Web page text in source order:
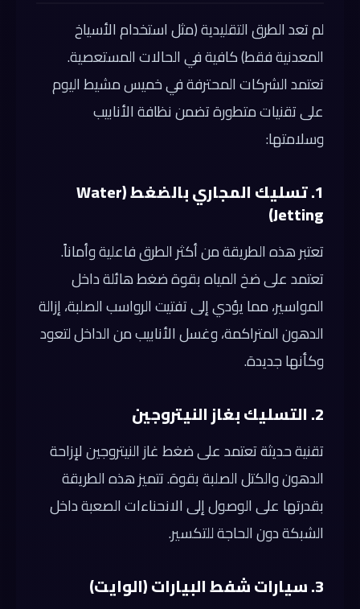
لم تعد الطرق التقليدية (مثل استخدام الأسياخ
المعدنية فقط) كافية في الحالات المستعصية.
تعتمد الشركات المحترفة في خميس مشيط اليوم
على تقنيات متطورة تضمن نظافة الأنابيب
وسلامتها:
1. تسليك المجاري بالضغط (Water
Jetting)
تعتبر هذه الطريقة من أكثر الطرق فاعلية وأماناً.
تعتمد على ضخ المياه بقوة ضغط هائلة داخل
المواسير، مما يؤدي إلى تفتيت الرواسب الصلبة، إزالة
الدهون المتراكمة، وغسل الأنابيب من الداخل لتعود
وكأنها جديدة.
2. التسليك بغاز النيتروجين
تقنية حديثة تعتمد على ضغط غاز النيتروجين لإزاحة
الدهون والكتل الصلبة بقوة. تتميز هذه الطريقة
بقدرتها على الوصول إلى الانحناءات الصعبة داخل
الشبكة دون الحاجة للتكسير.
3. سيارات شفط البيارات (الوايت)